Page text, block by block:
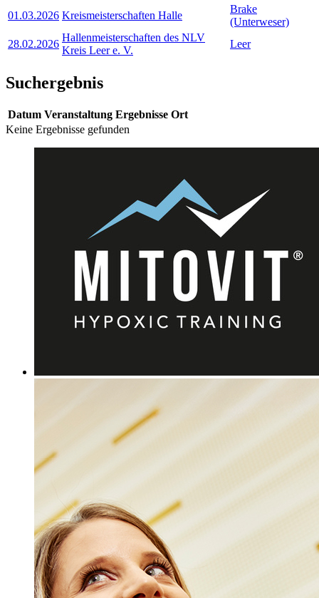
01.03.2026 Kreismeisterschaften Halle
Brake
(Unterweser)
28.02.2026
Hallenmeisterschaften des NLV
Kreis Leer e. V.
Leer
Suchergebnis
Datum Veranstaltung Ergebnisse Ort
Keine Ergebnisse gefunden